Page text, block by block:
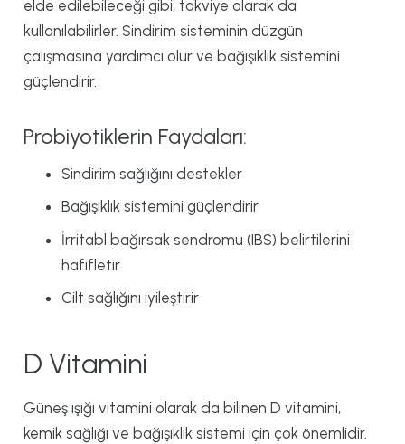
elde edilebileceği gibi, takviye olarak da
kullanılabilirler. Sindirim sisteminin düzgün
çalışmasına yardımcı olur ve bağışıklık sistemini
güçlendirir.
Probiyotiklerin Faydaları:
Sindirim sağlığını destekler
Bağışıklık sistemini güçlendirir
İrritabl bağırsak sendromu (IBS) belirtilerini
hafifletir
Cilt sağlığını iyileştirir
D Vitamini
Güneş ışığı vitamini olarak da bilinen D vitamini,
kemik sağlığı ve bağışıklık sistemi için çok önemlidir.